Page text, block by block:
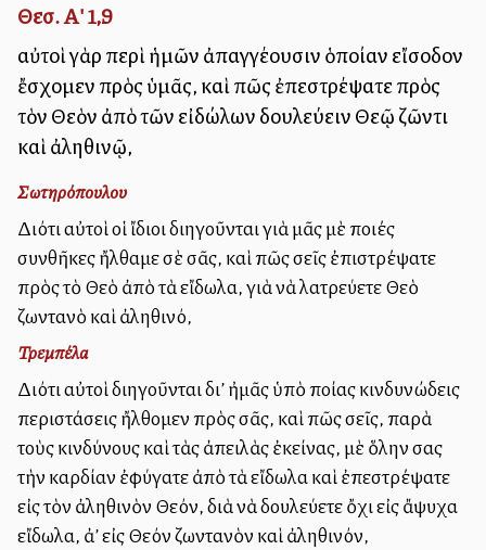
Θεσ. Α' 1,9
αὐτοὶ γὰρ περὶ ἡμῶν ἀπαγγέλλουσιν ὁποίαν εἴσοδον
ἔσχομεν πρὸς ὑμᾶς, καὶ πῶς ἐπεστρέψατε πρὸς
τὸν Θεὸν ἀπὸ τῶν εἰδώλων δουλεύειν Θεῷ ζῶντι
καὶ ἀληθινῷ,
Σωτηρόπουλου
Διότι αὐτοὶ οἱ ἴδιοι διηγοῦνται γιὰ μᾶς μὲ ποιές
συνθῆκες ἤλθαμε σὲ σᾶς, καὶ πῶς σεῖς ἐπιστρέψατε
πρὸς τὸ Θεὸ ἀπὸ τὰ εἴδωλα, γιὰ νὰ λατρεύετε Θεὸ
ζωντανὸ καὶ ἀληθινό,
Τρεμπέλα
Διότι αὐτοὶ διηγοῦνται δι’ ἠμᾶς ὑπὸ ποίας κινδυνώδεις
περιστάσεις ἤλθομεν πρὸς σᾶς, καὶ πῶς σεῖς, παρὰ
τοὺς κινδύνους καὶ τὰς ἀπειλὰς ἐκείνας, μὲ ὅλην σας
τὴν καρδίαν ἐφύγατε ἀπὸ τὰ εἴδωλα καὶ ἐπεστρέψατε
εἰς τὸν ἀληθινὸν Θεόν, διὰ νὰ δουλεύετε ὄχι εἰς ἄψυχα
εἴδωλα, ἀλλ’ εἰς Θεόν ζωντανὸν καὶ ἀληθινόν,